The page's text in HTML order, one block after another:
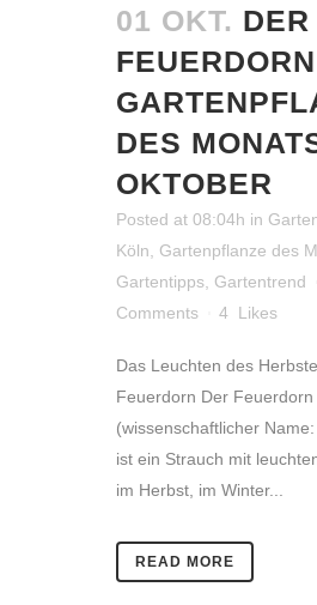
01 OKT. DER
DES
OKTOBER
Posted at 08:04h in
Köln
Gartenpflanze des
Gartentipps Gartentrend
Comments
4 Likes
Das Leuchten des
Feuerdorn Der Feuerdorn
(wissenschaftlicher
ist ein Strauch mit
im Herbst, im Winter...
READ MORE